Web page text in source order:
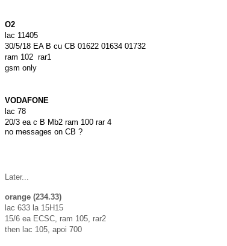
O2
lac 11405
30/5/18 EA B cu CB 01622 01634 01732
ram 102 rar1
gsm only
VODAFONE
lac 78
20/3 ea c B Mb2 ram 100 rar 4
no messages on CB ?
Later...
orange (234.33)
lac 633 la 15H15
15/6 ea ECSC, ram 105, rar2
then lac 105, apoi 700